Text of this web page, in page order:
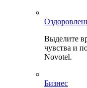
Выделите
чувства и
Novotel.
Бизнес